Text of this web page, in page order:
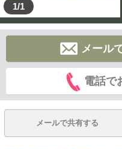
1/1
メール
電話で
メールで共有する